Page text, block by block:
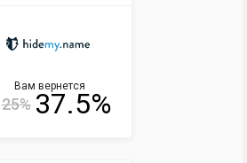
Вам вернется
25% 37.5%